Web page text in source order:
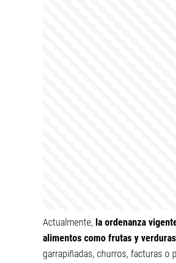
Actualmente, la ordenanza
alimentos como frutas y
garrapiñadas, churros, facturas o